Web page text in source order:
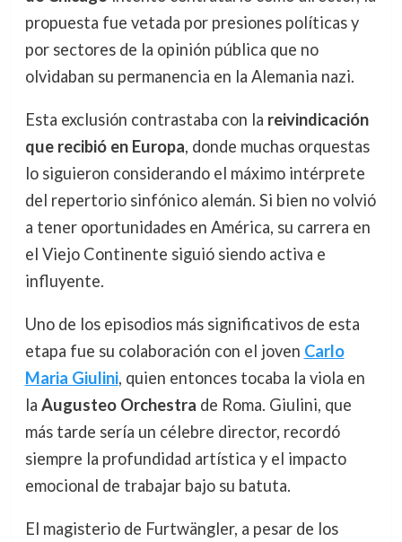
propuesta fue vetada por presiones políticas y
por sectores de la opinión pública que no
olvidaban su permanencia en la Alemania nazi.
Esta exclusión contrastaba con la reivindicación
que recibió en Europa, donde muchas orquestas
lo siguieron considerando el máximo intérprete
del repertorio sinfónico alemán. Si bien no volvió
a tener oportunidades en América, su carrera en
el Viejo Continente siguió siendo activa e
influyente.
Uno de los episodios más significativos de esta
etapa fue su colaboración con el joven Carlo
Maria Giulini, quien entonces tocaba la viola en
la Augusteo Orchestra de Roma. Giulini, que
más tarde sería un célebre director, recordó
siempre la profundidad artística y el impacto
emocional de trabajar bajo su batuta.
El magisterio de Furtwängler, a pesar de los